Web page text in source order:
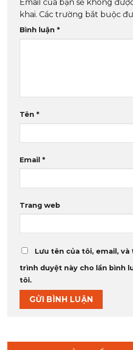
Email của bạn sẽ không
khai. Các trường bắt buộc
Bình luận *
Tên *
Email *
Trang web
Lưu tên của tôi, email,
trình duyệt này cho lần bình
tôi.